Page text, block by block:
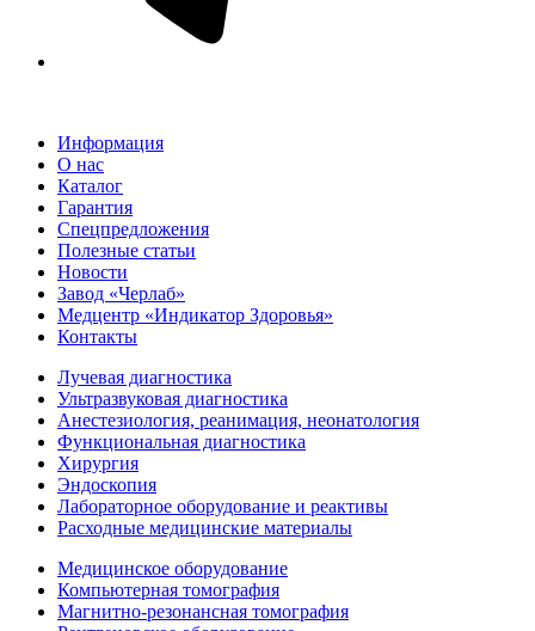
Информация
О нас
Каталог
Гарантия
Спецпредложения
Полезные статьи
Новости
Завод «Черлаб»
Медцентр «Индикатор Здоровья»
Контакты
Лучевая диагностика
Ультразвуковая диагностика
Анестезиология, реанимация, неонатология
Функциональная диагностика
Хирургия
Эндоскопия
Лабораторное оборудование и реактивы
Расходные медицинские материалы
Медицинское оборудование
Компьютерная томография
Магнитно-резонансная томография